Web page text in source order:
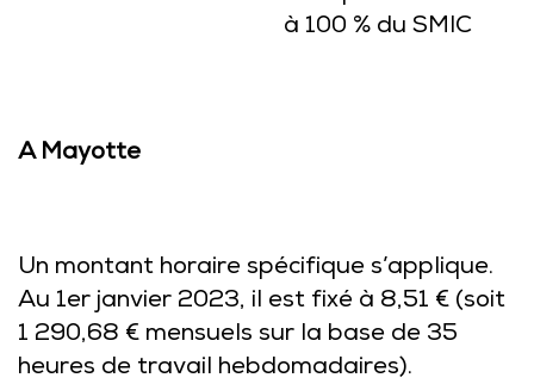
à 100 % du SMIC
A Mayotte
Un montant horaire spécifique s’applique.
Au 1er janvier 2023, il est fixé à 8,51 € (soit
1 290,68 € mensuels sur la base de 35
heures de travail hebdomadaires).